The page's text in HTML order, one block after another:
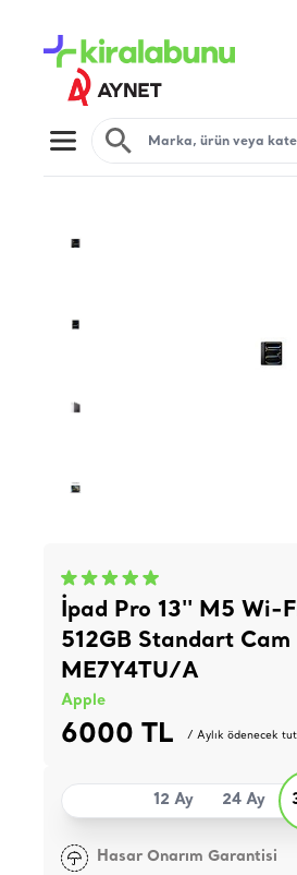
Open menu
İpad Pro 13'' M5 Wi-
512GB Standart Cam
ME7Y4TU/A
Apple
6000 TL / Aylık ödenecek
12 Ay 24 Ay
Hasar Onarım Garantisi